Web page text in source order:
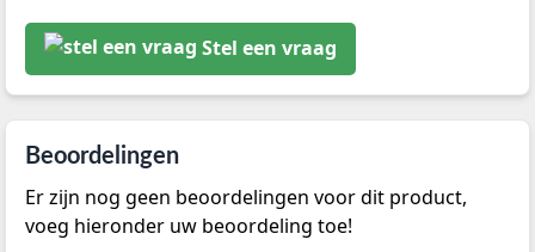
Stel een vraag
Beoordelingen
Er zijn nog geen beoordelingen voor dit product,
voeg hieronder uw beoordeling toe!